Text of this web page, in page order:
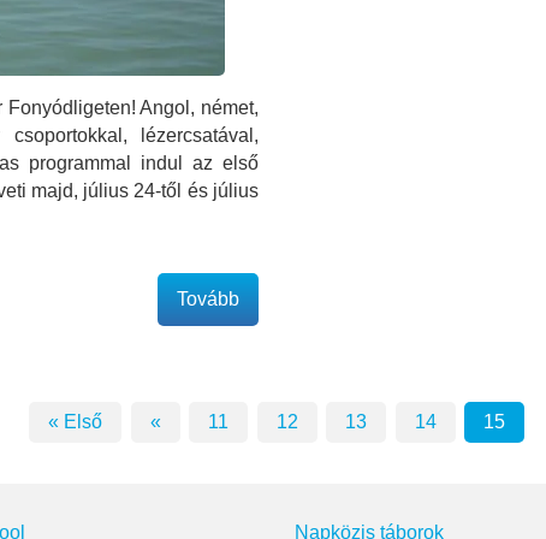
Angol, német,
lézercsatával,
programmal indul az első
majd, július 24-től és július
Tovább
« Első « 11 12 13 14 15
Napközis táborok